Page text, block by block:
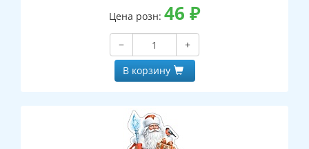
Цена розн: 46 ₽
−
+
В корзину